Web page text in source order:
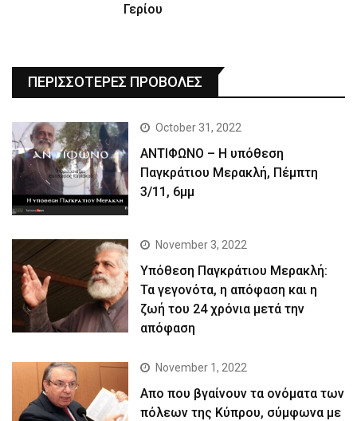
Γερίου
ΠΕΡΙΣΣΟΤΕΡΕΣ ΠΡΟΒΟΛΕΣ
October 31, 2022
ΑΝΤΙΦΩΝΟ – Η υπόθεση
Παγκράτιου Μερακλή, Πέμπτη
3/11, 6μμ
November 3, 2022
Yπόθεση Παγκράτιου Μερακλή:
Τα γεγονότα, η απόφαση και η
ζωή του 24 χρόνια μετά την
απόφαση
November 1, 2022
Απο που βγαίνουν τα ονόματα των
πόλεων της Κύπρου, σύμφωνα με